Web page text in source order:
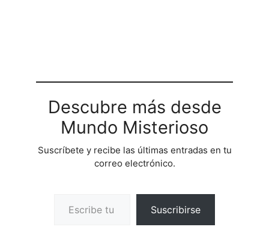
Descubre más desde
Mundo Misterioso
Suscríbete y recibe las últimas entradas en tu
correo electrónico.
Suscribirse